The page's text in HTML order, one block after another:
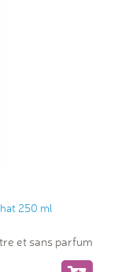
250 ml
et sans parfum